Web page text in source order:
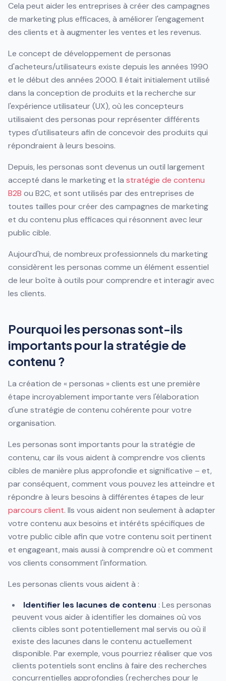
Cela peut aider les entreprises à créer des campagnes
de marketing plus efficaces, à améliorer l'engagement
des clients et à augmenter les ventes et les revenus.
Le concept de développement de personas
d'acheteurs/utilisateurs existe depuis les années 1990
et le début des années 2000. Il était initialement utilisé
dans la conception de produits et la recherche sur
l'expérience utilisateur (UX), où les concepteurs
utilisaient des personas pour représenter différents
types d'utilisateurs afin de concevoir des produits qui
répondraient à leurs besoins.
Depuis, les personas sont devenus un outil largement
accepté dans le marketing et la stratégie de contenu
B2B ou B2C, et sont utilisés par des entreprises de
toutes tailles pour créer des campagnes de marketing
et du contenu plus efficaces qui résonnent avec leur
public cible.
Aujourd'hui, de nombreux professionnels du marketing
considèrent les personas comme un élément essentiel
de leur boîte à outils pour comprendre et interagir avec
les clients.
Pourquoi les personas sont-ils
importants pour la stratégie de
contenu ?
La création de « personas » clients est une première
étape incroyablement importante vers l'élaboration
d'une stratégie de contenu cohérente pour votre
organisation.
Les personas sont importants pour la stratégie de
contenu, car ils vous aident à comprendre vos clients
cibles de manière plus approfondie et significative – et,
par conséquent, comment vous pouvez les atteindre et
répondre à leurs besoins à différentes étapes de leur
parcours client. Ils vous aident non seulement à adapter
votre contenu aux besoins et intérêts spécifiques de
votre public cible afin que votre contenu soit pertinent
et engageant, mais aussi à comprendre où et comment
vos clients consomment l'information.
Les personas clients vous aident à :
Identifier les lacunes de contenu : Les personas
peuvent vous aider à identifier les domaines où vos
clients cibles sont potentiellement mal servis ou où il
existe des lacunes dans le contenu actuellement
disponible. Par exemple, vous pourriez réaliser que vos
clients potentiels sont enclins à faire des recherches
concurrentielles approfondies (recherches pour le